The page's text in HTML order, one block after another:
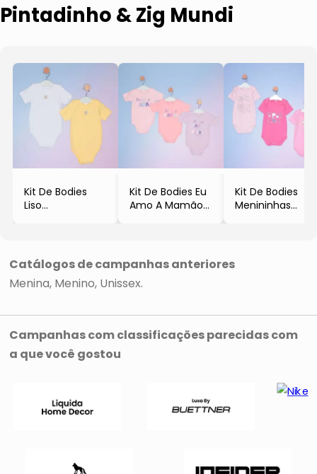
Pintadinho & Zig Mundi
Kit De Bodies
Liso
- Bicho Molhado
Kit De Bodies Eu
Amo A Mamão E
- 3Pçs
- Bicho Molhado
Kit De Bodies
Menininhas
Catálogos de campanhas anteriores
Menina Menino Unissex
Campanhas com classificações parecidas com
a que você gostou